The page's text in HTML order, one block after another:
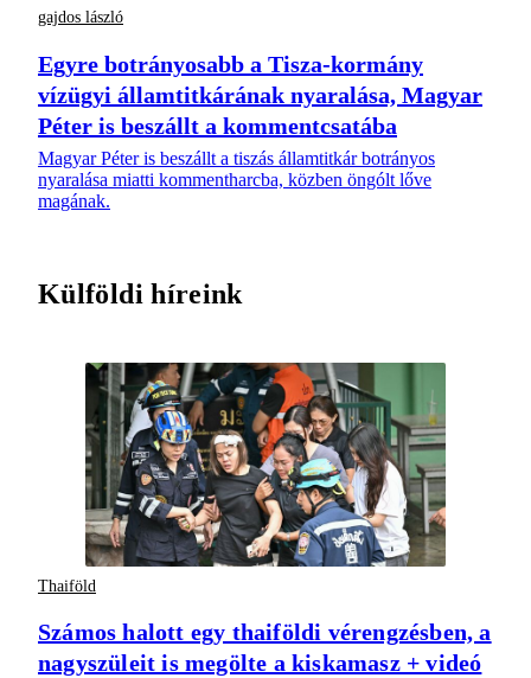
gajdos lászló
Egyre botrányosabb a Tisza-kormány
vízügyi államtitkárának nyaralása, Magyar
Péter is beszállt a kommentcsatába
Magyar Péter is beszállt a tiszás államtitkár botrányos
nyaralása miatti kommentharcba, közben öngólt lőve
magának.
Külföldi híreink
Thaiföld
Számos halott egy thaiföldi vérengzésben, a
nagyszüleit is megölte a kiskamasz + videó